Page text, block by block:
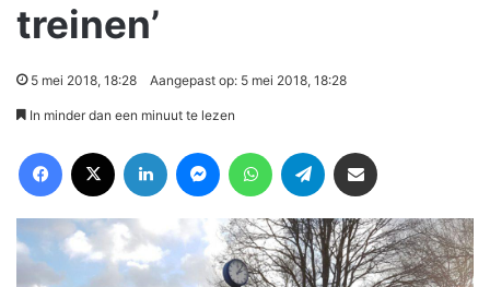
treinen’
5 mei 2018, 18:28 Aangepast op: 5 mei 2018, 18:28
In minder dan een minuut te lezen